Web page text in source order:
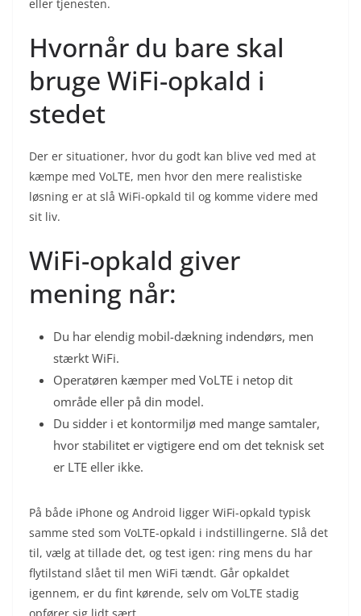
eller tjenesten.
Hvornår du bare skal
bruge WiFi-opkald i
stedet
Der er situationer, hvor du godt kan blive ved med at
kæmpe med VoLTE, men hvor den mere realistiske
løsning er at slå WiFi-opkald til og komme videre med
sit liv.
WiFi-opkald giver
mening når:
Du har elendig mobil-dækning indendørs, men
stærkt WiFi.
Operatøren kæmper med VoLTE i netop dit
område eller på din model.
Du sidder i et kontormiljø med mange samtaler,
hvor stabilitet er vigtigere end om det teknisk set
er LTE eller ikke.
På både iPhone og Android ligger WiFi-opkald typisk
samme sted som VoLTE-opkald i indstillingerne. Slå det
til, vælg at tillade det, og test igen: ring mens du har
flytilstand slået til men WiFi tændt. Går opkaldet
igennem, er du fint kørende, selv om VoLTE stadig